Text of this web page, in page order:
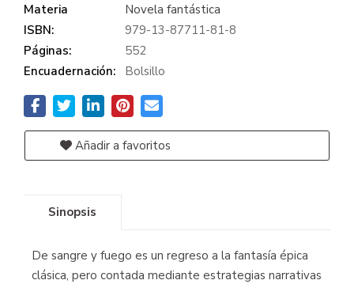
Materia
Novela fantástica
ISBN:
979-13-87711-81-8
Páginas:
552
Encuadernación:
Bolsillo
Añadir a favoritos
Sinopsis
De sangre y fuego es un regreso a la fantasía épica
clásica, pero contada mediante estrategias narrativas